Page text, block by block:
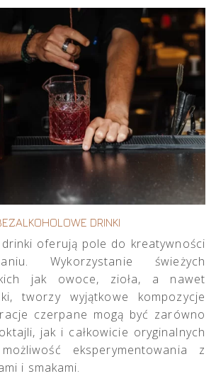
DRINKI
oferują pole do kreatywności
Wykorzystanie świeżych
jak owoce, zioła, a nawet
tworzy wyjątkowe kompozycje
czerpane mogą być zarówno
jak i całkowicie oryginalnych
eksperymentowania z
i smakami.